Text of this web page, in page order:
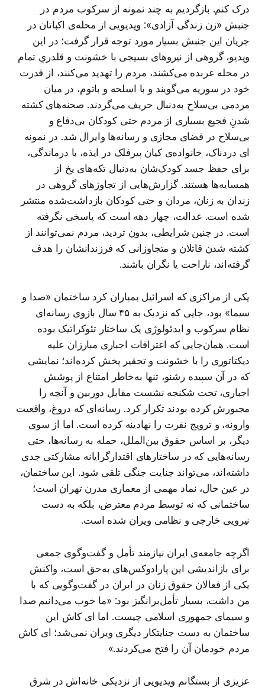
درک کنم. بازگردیم به چند نمونه از سرکوب مردم در
جنبش «زن زندگی آزادی»: ویدیویی از محله‌ی اکباتان در
جریان این جنبش بسیار مورد توجه قرار گرفت؛ در این
ویدیو، گروهی از نیروهای بسیجی با خشونت و قلدریِ تمام
در محله عربده می‌کشند، مردم را تهدید می‌کنند، از قدرت
خود در سوریه می‌گویند و با اسلحه و باتوم، در میان
مردمی بی‌سلاح به‌دنبال حریف می‌گردند. صحنه‌های کشته
شدنِ فجیع بسیاری از مردم حتی کودکان بی‌دفاع و
بی‌سلاح در فضای مجازی و رسانه‌ها وایرال شد. در نمونه
ای دردناک، خانواده‌ی کیان پیرفلک در ایذه، با درماندگی،
برای حفظ جسد کودک‌شان به‌دنبال تکه‌های یخ از
همسایه‌ها هستند. گزارش‌هایی از تجاوزهای گروهی در
زندان به زنان، مردان و حتی کودکان بازداشت‌شده منتشر
شده است. عدالت، چهار دهه است که پاسخی نگرفته
است. در چنین شرایطی، بدون تردید، مردم نمی‌توانند از
کشته شدن قاتلان و متجاوزانی که فرزندانشان را هدف
گرفته‌اند، ناراحت یا نگران باشند.
یکی از مراکزی که اسرائیل بمباران کرد ساختمان «صدا و
سیما» بود، جایی که نزدیک به ۴۵ سال بازوی رسانه‌ای
نظام سرکوب و ایدئولوژی یک ساختار تئوکراتیک بوده
است. همان‌جایی که اعترافات اجباری مبارزان علیه
دیکتاتوری را با خشونت و تحقیر پخش کرده‌اند؛ نمایشی
که در آن سپیده رشنو، تنها به‌خاطر امتناع از پوشش
اجباری، تحت شکنجه نشست مقابل دوربین و آنچه را
مجبورش کرده بودند تکرار کرد. رسانه‌ای که دروغ، واقعیت
وارونه، و ترویج نفرت را نهادینه کرده است. اما از سوی
دیگر، بر اساس حقوق بین‌الملل، حمله به رسانه‌ها، حتی
رسانه‌هایی که در ساختارهای اقتدارگرایانه مشارکتی جدی
داشته‌اند، می‌تواند جنایت جنگی تلقی شود. این ساختمان،
در عین حال، نماد مهمی از معماری مدرن تهران است؛
ساختمانی که نه توسط مردم معترض، بلکه به دست
نیرویی خارجی و نظامی ویران شده است.
اگرچه جامعه‌ی ایران نیازمند تأمل و گفت‌وگوی جمعی
برای بازاندیشی این پارادوکس‌های به‌حق است، واکنش
یکی از فعالان حقوق زنان در ایران در گفت‌وگویی که با
من داشت، بسیار تأمل‌برانگیز بود: «ما خوب می‌دانیم صدا
و سیمای جمهوری اسلامی چیست. اما ای کاش این
ساختمان به دست جنایتکار دیگری ویران نمی‌شد؛ ای کاش
مردم خودمان آن را فتح می‌کردند.»
عزیزی از بستگانم ویدیویی از نزدیکی خانه‌اش در شرق